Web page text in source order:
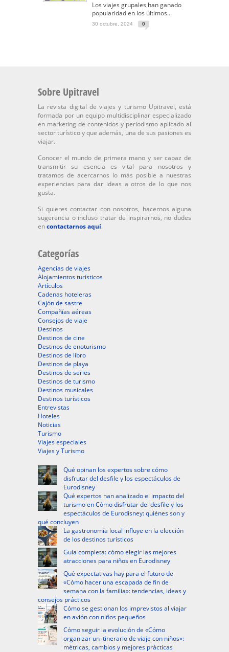
Los viajes grupales han ganado
popularidad en los últimos...
30 octubre, 2024 0
Sobre Upitravel
La revista digital de viajes y turismo Upitravel, está
formada por un equipo multidisciplinar especializado
en marketing de contenidos y periodismo aplicado al
sector turístico y que además, una de sus pasiones es
viajar.
Conocer el mundo de primera mano y ser capaz de
transmitir su esencia es vital para nosotros y
tratamos de acercarnos lo más posible a nuestras
experiencias para dar ideas a otros de lo que nos
gusta.
Si quieres contactar con nosotros, hacernos alguna
sugerencia o incluso tratar de inspirarnos, no dudes
encontactarnos aquí.
Categorías
Agencias de viajes
Alojamientos turísticos
Artículos
Cadenas hoteleras
Cajón de sastre
Compañías aéreas
Consejos de viaje
Destinos
Destinos de cine
Destinos de enoturismo
Destinos de libro
Destinos de playa
Destinos de series
Destinos de turismo
Destinos musicales
Destinos turísticos
Entrevistas
Hoteles
Noticias
Turismo
Viajes especiales
Viajes y Turismo
Qué opinan los expertos sobre cómo
disfrutar del desfile y los espectáculos de
Eurodisney
Qué expertos han analizado el impacto del
turismo en Cómo disfrutar del desfile y los
espectáculos de Eurodisney: quiénes son y
qué concluyen
La gastronomía local influye en la elección
de los destinos turísticos
Guía completa: cómo elegir las mejores
atracciones para niños en Eurodisney
Qué expectativas hay para el futuro de
«Cómo hacer una escapada de fin de
semana con la familia»: tendencias, ideas y
consejos prácticos
Cómo se gestionan los imprevistos al viajar
en avión con niños pequeños
Cómo seguir la evolución de «Cómo
organizar un itinerario de viaje con niños»:
métricas, cambios y mejores prácticas